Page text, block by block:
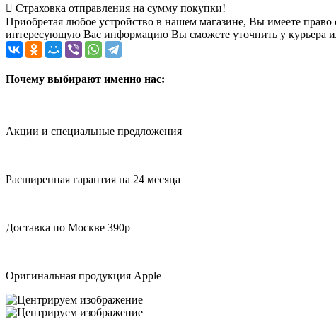
Страховка отправления на сумму покупки!
Приобретая любое устройство в нашем магазине, Вы имеете
интересующую Вас информацию Вы сможете уточнить у курьера
Почему выбирают именно нас:
Акции и специальные предложения
Расширенная гарантия на 24 месяца
Доставка по Москве 390р
Оригинальная продукция Apple